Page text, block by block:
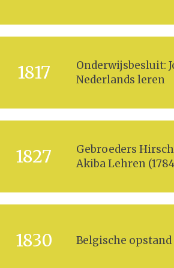
1817
Onderwijsbesluit:
Nederlands leren
1827
Gebroeders
Akiba Lehren
1830 Belgische opstand